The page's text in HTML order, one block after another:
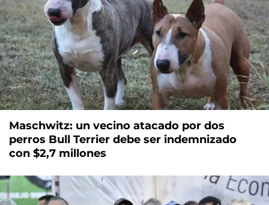
Maschwitz: un vecino atacado por dos
perros Bull Terrier debe ser indemnizado
con $2,7 millones